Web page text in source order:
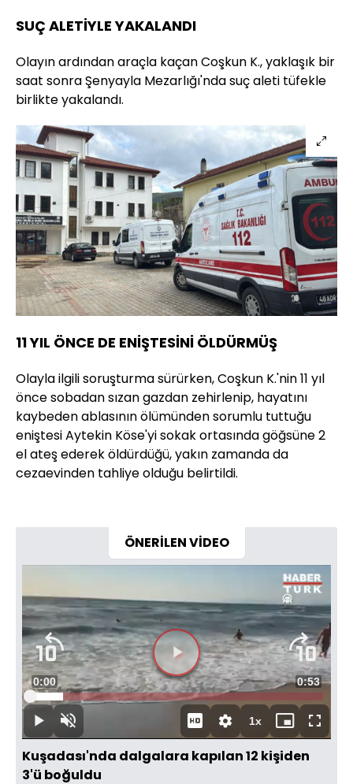
SUÇ ALETİYLE YAKALANDI
Olayın ardından araçla kaçan Coşkun K., yaklaşık bir
saat sonra Şenyayla Mezarlığı'nda suç aleti tüfekle
birlikte yakalandı.
11 YIL ÖNCE DE ENİŞTESİNİ ÖLDÜRMÜŞ
Olayla ilgili soruşturma sürürken, Coşkun K.'nin 11 yıl
önce sobadan sızan gazdan zehirlenip, hayatını
kaybeden ablasının ölümünden sorumlu tuttuğu
eniştesi Aytekin Köse'yi sokak ortasında göğsüne 2
el ateş ederek öldürdüğü, yakın zamanda da
cezaevinden tahliye olduğu belirtildi.
ÖNERİLEN VİDEO
Videoyu
Oynat
OynatSesi
Aç
Süre
0:00 Toplam
Süre
0:53
Yüklendi:
11.20%
1xOynatma
Hızı
Mini
oynatıcı
Tam
Ekran
Kuşadası'nda dalgalara kapılan 12 kişiden
3'ü boğuldu